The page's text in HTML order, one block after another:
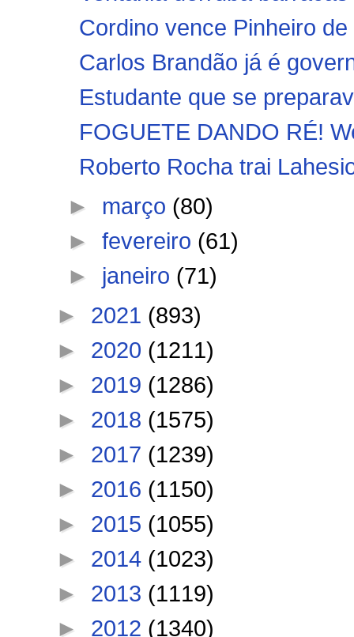
Cordino vence Pinheiro
Carlos Brandão já é
Estudante que se
FOGUETE DANDO RÉ!
Roberto Rocha trai
► março (80)
►fevereiro (61)
► janeiro (71)
► 2021 (893)
► 2020 (1211)
► 2019 (1286)
► 2018 (1575)
► 2017 (1239)
► 2016 (1150)
► 2015 (1055)
► 2014 (1023)
► 2013 (1119)
► 2012 (1340)